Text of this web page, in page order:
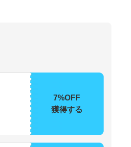
7%OFF
獲得する